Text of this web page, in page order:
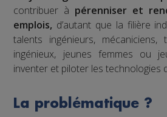
contribuer à pérenniser et
emplois, d’autant que la filière
talents ingénieurs, mécaniciens,
ingénieux, jeunes femmes ou
inventer et piloter les technologies
La problématique ?